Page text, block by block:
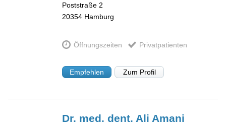
Poststraße 2
20354 Hamburg
Öffnungszeiten Privatpatienten
Empfehlen Zum Profil
Dr. med. dent. Ali Amani